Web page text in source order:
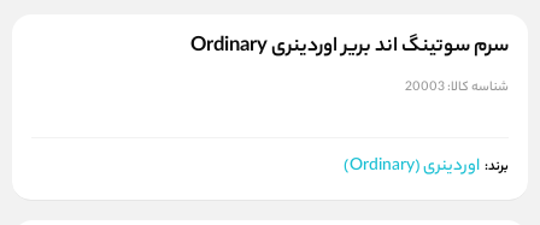
سرم سوتینگ اند بریر اوردینری Ordinary
شناسه کالا:20003
برند: اوردینری (Ordinary)